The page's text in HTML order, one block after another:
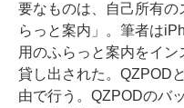
要なものは、自己所有
らっと案内」。筆者は
用のふらっと案内をイ
貸し出された。QZPOD
由で行う。QZPODのバ